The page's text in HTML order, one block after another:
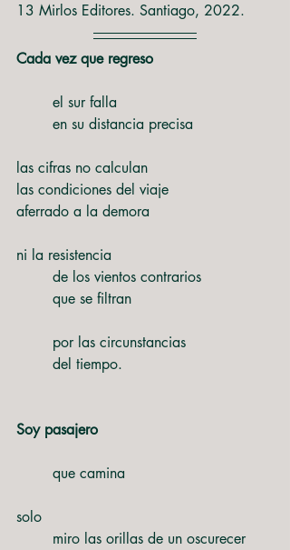
13 Mirlos Editores. Santiago, 2022.
Cada vez que regreso
	el sur falla
	en su distancia precisa
las cifras no calculan
las condiciones del viaje
aferrado a la demora
ni la resistencia
	de los vientos contrarios
	que se filtran
	por las circunstancias
	del tiempo.
Soy pasajero
	que camina
solo
	miro las orillas de un oscurecer